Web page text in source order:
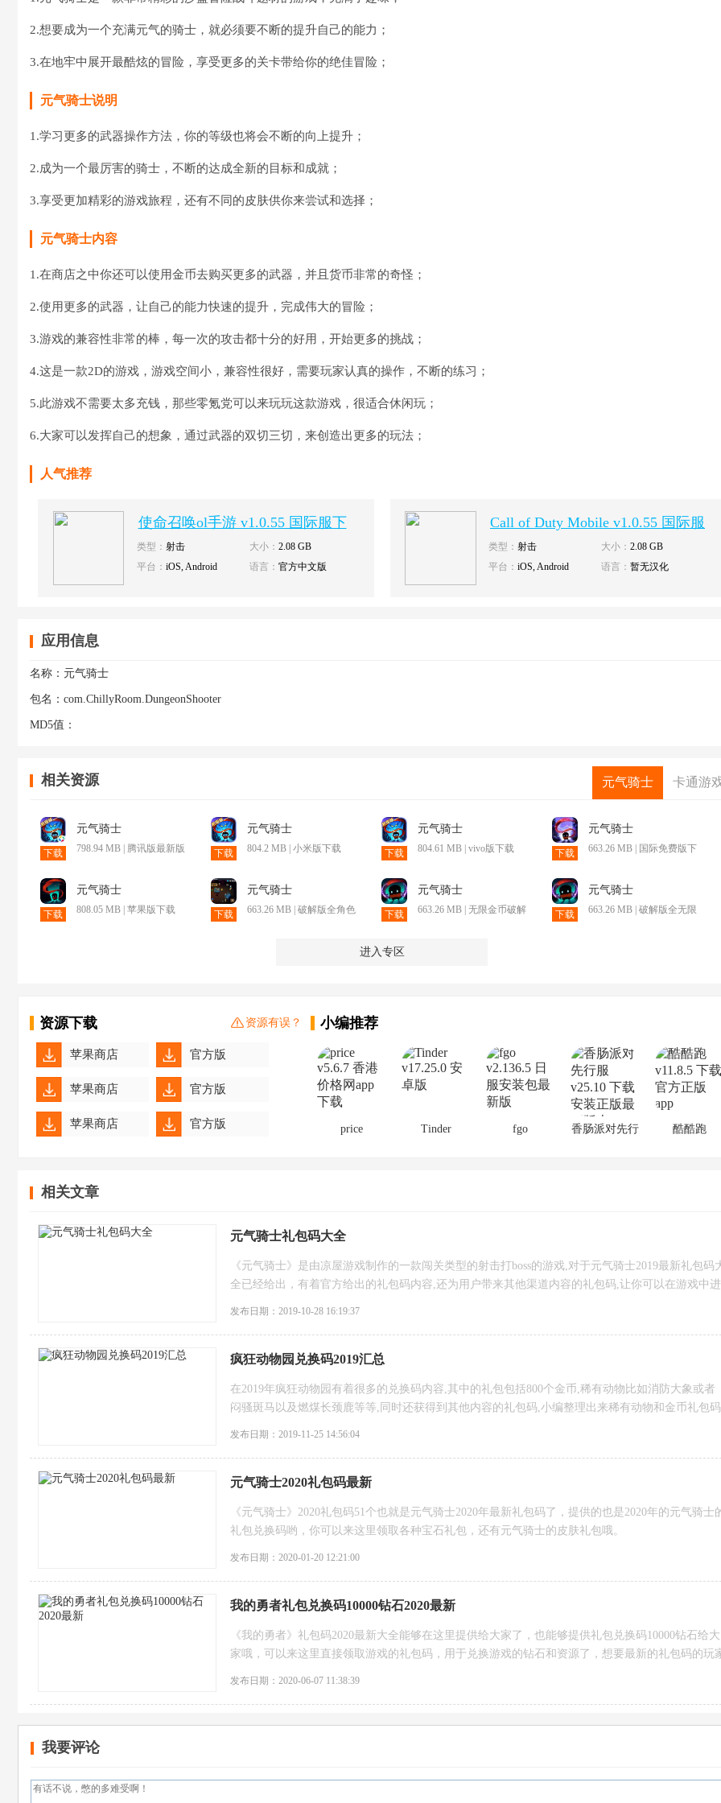
2.想要成为一个充满元气的骑士，就必须要不断的提升自己的能力；
3.在地牢中展开最酷炫的冒险，享受更多的关卡带给你的绝佳冒险；
元气骑士说明
1.学习更多的武器操作方法，你的等级也将会不断的向上提升；
2.成为一个最厉害的骑士，不断的达成全新的目标和成就；
3.享受更加精彩的游戏旅程，还有不同的皮肤供你来尝试和选择；
元气骑士内容
1.在商店之中你还可以使用金币去购买更多的武器，并且货币非常的奇怪；
2.使用更多的武器，让自己的能力快速的提升，完成伟大的冒险；
3.游戏的兼容性非常的棒，每一次的攻击都十分的好用，开始更多的挑战；
4.这是一款2D的游戏，游戏空间小，兼容性很好，需要玩家认真的操作，不断的练习；
5.此游戏不需要太多充钱，那些零氪党可以来玩玩这款游戏，很适合休闲玩；
6.大家可以发挥自己的想象，通过武器的双切三切，来创造出更多的玩法；
人气推荐
使命召唤ol手游 v1.0.55 国际服下
载
类型： 射击 大小： 2.08 GB
平台： iOS, Android 语言： 官方中文版
Call of Duty Mobile v1.0.55 国际服
下载
类型： 射击 大小： 2.08 GB
平台： iOS, Android 语言： 暂无汉化
应用信息
名称： 元气骑士
包名： com.ChillyRoom.DungeonShooter
MD5值：
相关资源 元气骑士 卡通游
下载
元气骑士
798.94 MB | 腾讯版最新版 下载
元气骑士
804.2 MB | 小米版下载 下载
元气骑士
804.61 MB | vivo版下载 下载
元气骑士
663.26 MB | 国际免费版下
下载
元气骑士
808.05 MB | 苹果版下载 下载
元气骑士
663.26 MB | 破解版全角色
下载
元气骑士
663.26 MB | 无限金币破解
下载
元气骑士
663.26 MB | 破解版全无限
进入专区
资源下载 资源有误？
苹果商店 官方版
苹果商店 官方版
苹果商店 官方版
苹果商店
苹果商店
小编推荐
price Tinder fgo
香肠派对先行
酷酷跑
相关文章
元气骑士礼包码大全
《元气骑士》是由凉屋游戏制作的一款闯关类型的射击打boss的游戏,对于元气骑士2019最新礼包码
全已经给出，有着官方给出的礼包码内容,还为用户带来其他渠道内容的礼包码,让你可以在游戏中进
发布日期：2019-10-28 16:19:37
疯狂动物园兑换码2019汇总
在2019年疯狂动物园有着很多的兑换码内容,其中的礼包包括800个金币,稀有动物比如消防大象或者
闷骚斑马以及燃煤长颈鹿等等,同时还获得到其他内容的礼包码,小编整理出来稀有动物和金币礼包码
发布日期：2019-11-25 14:56:04
元气骑士2020礼包码最新
《元气骑士》2020礼包码51个也就是元气骑士2020年最新礼包码了，提供的也是2020年的元气骑士
礼包兑换码哟，你可以来这里领取各种宝石礼包，还有元气骑士的皮肤礼包哦。
发布日期：2020-01-20 12:21:00
我的勇者礼包兑换码10000钻石2020最新
《我的勇者》礼包码2020最新大全能够在这里提供给大家了，也能够提供礼包兑换码10000钻石给大
家哦，可以来这里直接领取游戏的礼包码，用于兑换游戏的钻石和资源了，想要最新的礼包码的玩
发布日期：2020-06-07 11:38:39
我要评论